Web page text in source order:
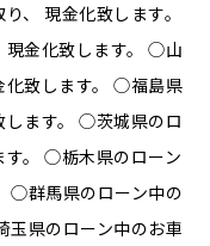
、 現金化致します。
金化致します。 ◯山
化致します。 ◯福島県
します。 ◯茨城県のロ
す。 ◯栃木県のローン
◯群馬県のローン中の
玉県のローン中のお車